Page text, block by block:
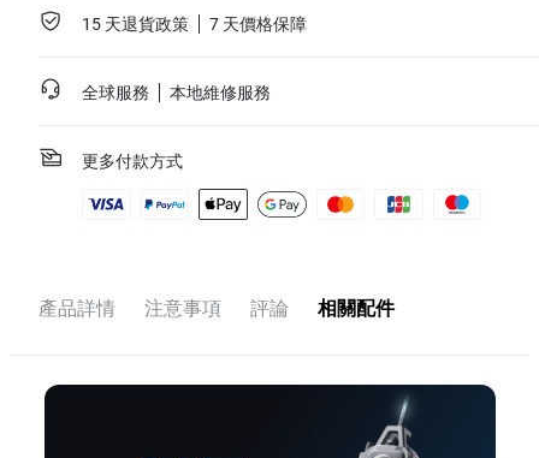
15 天退貨政策 7 天價格保障
全球服務 本地維修服務
更多付款方式
產品詳情 注意事項 評論 相關配件